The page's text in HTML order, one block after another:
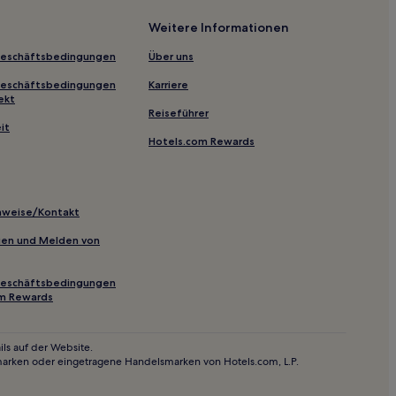
Kontakt
und Melden von
Rewards
Weitere Informationen
Über uns
Karriere
Reiseführer
Hotels.com Rewards
auf der Website.
oder eingetragene Handelsmarken von Hotels.com, L.P.